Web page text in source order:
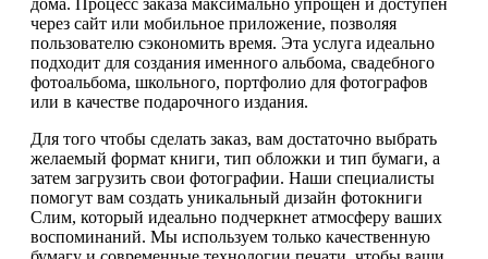
дома. Процесс заказа максимально упрощен и доступен
через сайт или мобильное приложение, позволяя
пользователю сэкономить время. Эта услуга идеально
подходит для создания именного альбома, свадебного
фотоальбома, школьного, портфолио для фотографов
или в качестве подарочного издания.
Для того чтобы сделать заказ, вам достаточно выбрать
желаемый формат книги, тип обложки и тип бумаги, а
затем загрузить свои фотографии. Наши специалисты
помогут вам создать уникальный дизайн фотокниги
Слим, который идеально подчеркнет атмосферу ваших
воспоминаний. Мы используем только качественную